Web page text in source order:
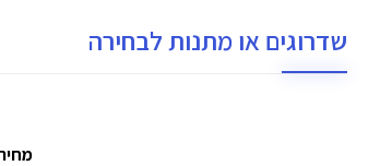
שדרוגים או מתנות לבחירה